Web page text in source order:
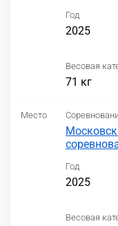
Год
2025
Весовая
71 кг
Место
Год
2025
Весовая